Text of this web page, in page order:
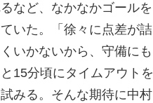
など、なかなかゴールを
いた。「徐々に点差が詰
いかないから、守備にも
15分頃にタイムアウトを
みる。そんな期待に中村